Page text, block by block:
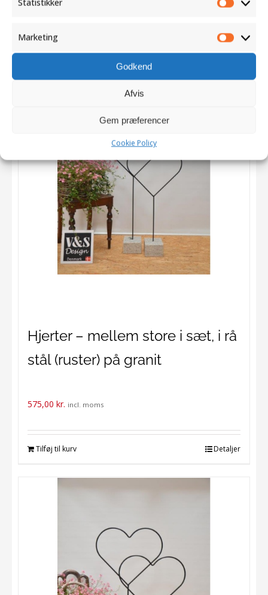
Statistikker
Marketing
Godkend
Afvis
Gem præferencer
Cookie Policy
Hjerter – mellem store i sæt, i rå
stål (ruster) på granit
575,00 kr. incl. moms
Tilføj til kurv Detaljer